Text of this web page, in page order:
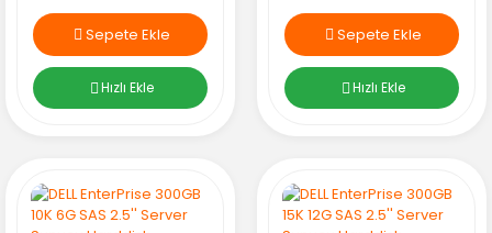
Sepete Ekle
Hızlı Ekle
Sepete Ekle
Hızlı Ekle